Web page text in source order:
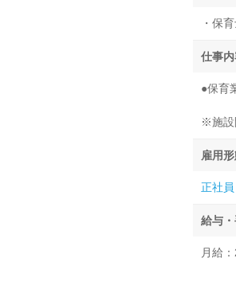
・保
仕事
●保育
※施設
雇用
正社員
給与
月給